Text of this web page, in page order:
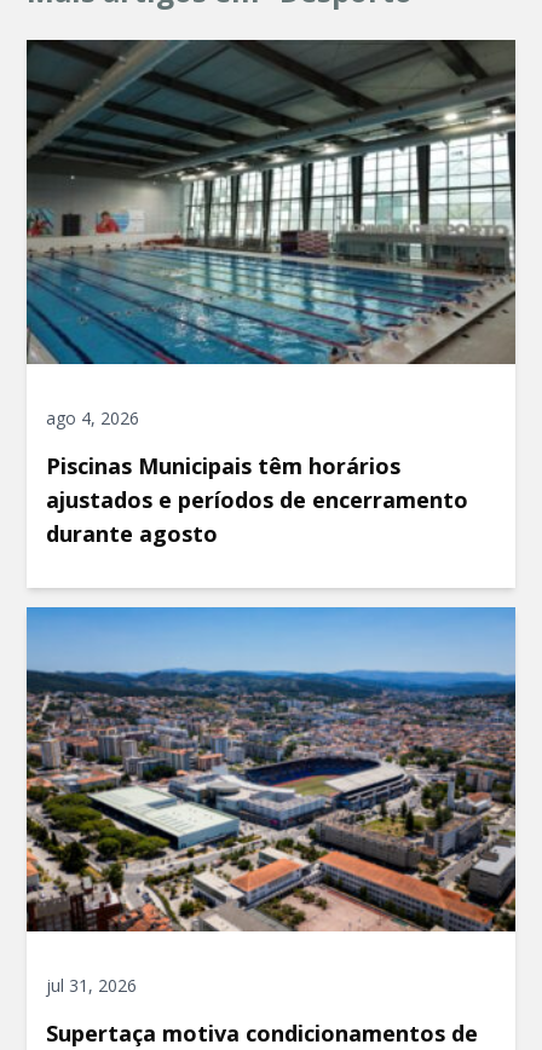
ago 4, 2026
Piscinas Municipais têm horários
ajustados e períodos de encerramento
durante agosto
jul 31, 2026
Supertaça motiva condicionamentos de